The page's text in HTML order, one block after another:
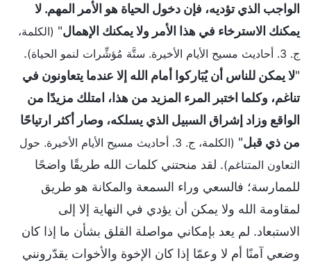
الواجب الذي تؤديه، فإن دخول الحياة هو الأمر المهم. لا
يمكنك الاسترخاء في هذا الأمر ولا يمكنك الإهمال" (الكلمة،
ج. 3. أحاديث مسيح الأيام الأخيرة. ستَّة مُؤشِّرات لنمو الحياة)
.
"لا يمكن للناس أن يُبَاركوا أمام الله إلا عندما يتعاونون في
تناغم، وكلما اختبر المرء المزيد من هذا، امتلك مزيدًا من
الواقع وزاد إشراق السبيل الذي يسلكه، وصار أكثر ارتياحًا
من ذي قبل"
(الكلمة، ج. 3. أحاديث مسيح الأيام الأخيرة. حول
التعاون المتناغم). لقد منحتني كلمات الله طريقًا واضحًا
للممارسة؛ فالسعي وراء السمعة والمكانة هو طريق
لمقاومة الله ولا يمكن أن يؤدي في النهاية إلا إلى
الاستبعاد. لم يعد بإمكاني مواصلة القلق بشأن ما إذا كان
وضعي آمنًا أم لا وعمّا إذا كان الإخوة والأخوات يقدّرونني